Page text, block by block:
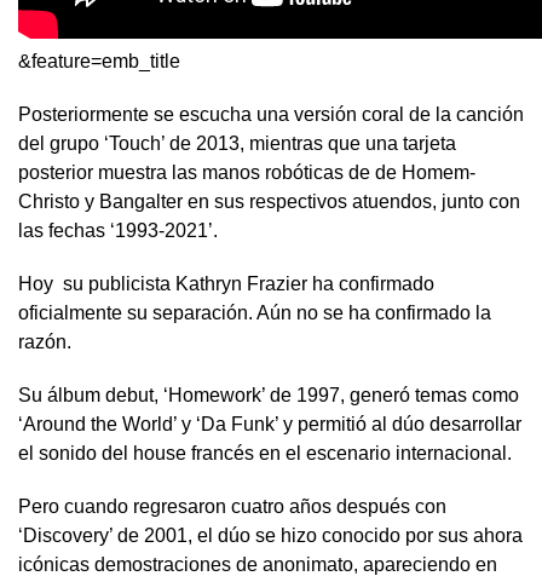
&feature=emb_title
Posteriormente se escucha una versión coral de la canción
del grupo ‘Touch’ de 2013, mientras que una tarjeta
posterior muestra las manos robóticas de de Homem-
Christo y Bangalter en sus respectivos atuendos, junto con
las fechas ‘1993-2021’.
Hoy su publicista Kathryn Frazier ha confirmado
oficialmente su separación. Aún no se ha confirmado la
razón.
Su álbum debut, ‘Homework’ de 1997, generó temas como
‘Around the World’ y ‘Da Funk’ y permitió al dúo desarrollar
el sonido del house francés en el escenario internacional.
Pero cuando regresaron cuatro años después con
‘Discovery’ de 2001, el dúo se hizo conocido por sus ahora
icónicas demostraciones de anonimato, apareciendo en